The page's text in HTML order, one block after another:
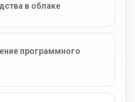
в облаке
программного